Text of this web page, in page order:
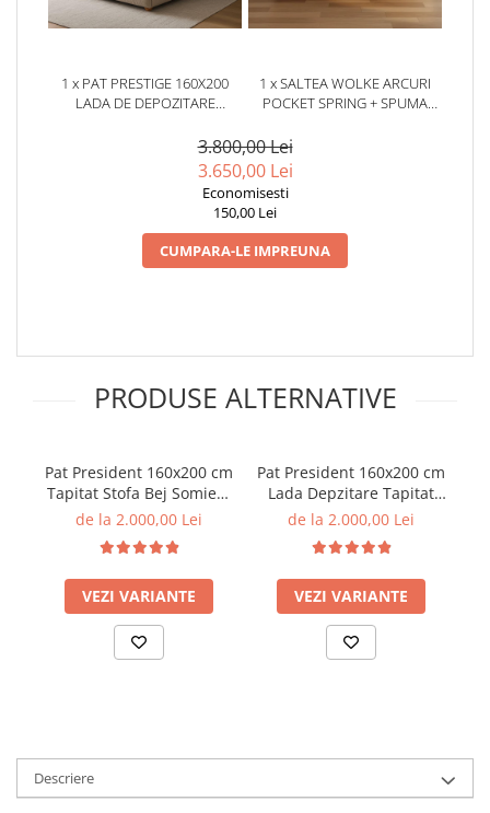
1 x PAT PRESTIGE 160X200
LADA DE DEPOZITARE
1 x SALTEA WOLKE ARCURI
POCKET SPRING + SPUMA
3.800,00 Lei
3.650,00 Lei
Economisesti
150,00 Lei
CUMPARA-LE IMPREUNA
PRODUSE ALTERNATIVE
Pat President 160x200 cm
Tapitat Stofa Bej Somiera
Inclusa ( ML 2506 )
de la 2.000,00 Lei
VEZI VARIANTE
Pat President 160x200 cm
Lada Depzitare Tapitat
Stofa Bej Somiera Inclusa
de la 2.000,00 Lei
VEZI VARIANTE
Descriere